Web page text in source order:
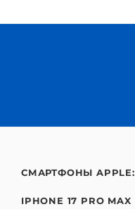
СМАРТФОНЫ APPLE:
IPHONE 17 PRO MAX